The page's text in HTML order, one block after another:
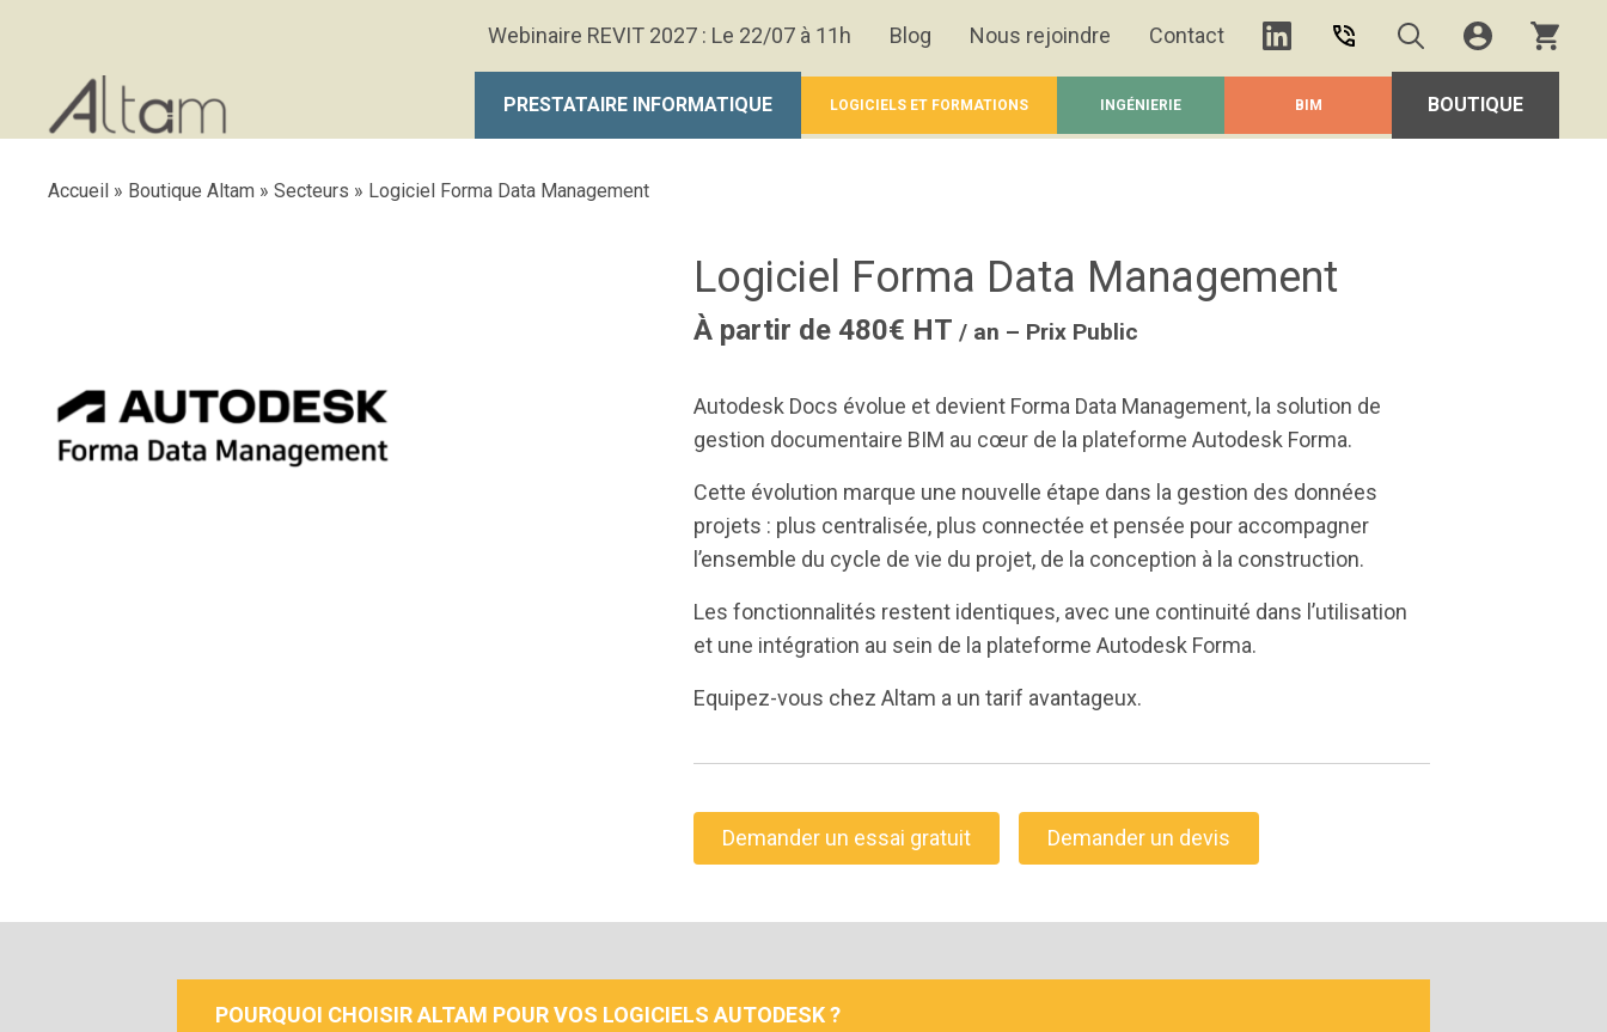
Webinaire REVIT 2027 : Le 22/07 à 11h Blog Nous rejoindre Contact
PRESTATAIRE INFORMATIQUE LOGICIELS ET FORMATIONS INGÉNIERIE BIM BOUTIQUE
Accueil » Boutique Altam » Secteurs » Logiciel Forma Data Management
Logiciel Forma Data Management
À partir de 480€ HT / an – Prix Public
Autodesk Docs évolue et devient Forma Data Management, la solution de
gestion documentaire BIM au cœur de la plateforme Autodesk Forma.
Cette évolution marque une nouvelle étape dans la gestion des données
projets : plus centralisée, plus connectée et pensée pour accompagner
l’ensemble du cycle de vie du projet, de la conception à la construction.
Les fonctionnalités restent identiques, avec une continuité dans l’utilisation
et une intégration au sein de la plateforme Autodesk Forma.
Equipez-vous chez Altam a un tarif avantageux.
Demander un essai gratuit Demander un devis
POURQUOI CHOISIR ALTAM POUR VOS LOGICIELS AUTODESK ?